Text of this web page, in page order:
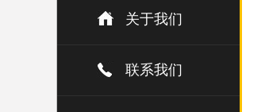
关于我们
联系我们